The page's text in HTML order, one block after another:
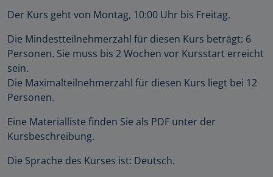
Der Kurs geht von Montag, 10:00 Uhr bis Freitag.
Die Mindestteilnehmerzahl für diesen Kurs beträgt: 6
Personen. Sie muss bis 2 Wochen vor Kursstart erreicht
sein.
Die Maximalteilnehmerzahl für diesen Kurs liegt bei 12
Personen.
Eine Materialliste finden Sie als PDF unter der
Kursbeschreibung.
Die Sprache des Kurses ist: Deutsch.